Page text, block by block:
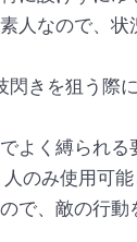
人なので、
閃きを狙う際
よく縛られる
のみ使用可
で、敵の行